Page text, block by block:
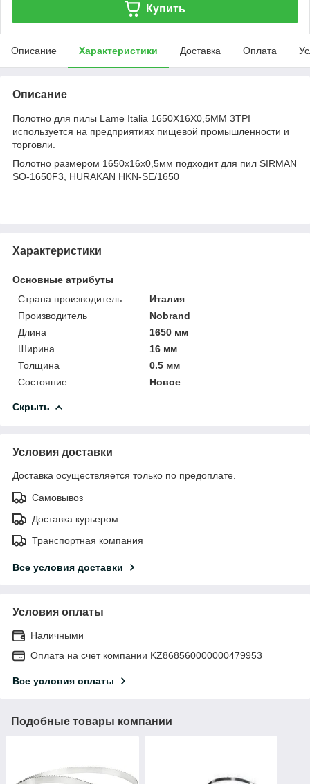
Купить
Описание Характеристики Доставка Оплата
Описание
Полотно для пилы Lame Italia 1650X16X0,5MM 3TPI
используется на предприятиях пищевой промышленности и
торговли.
Полотно размером 1650x16x0,5мм подходит для пил SIRMAN
SO-1650F3, HURAKAN HKN-SE/1650
Характеристики
Основные атрибуты
Страна производитель
Италия
Производитель
Nobrand
Длина
1650 мм
Ширина
16 мм
Толщина
0.5 мм
Состояние
Новое
Скрыть
Условия доставки
Доставка осуществляется только по предоплате.
Самовывоз
Доставка курьером
Транспортная компания
Все условия доставки
Условия оплаты
Наличными
Оплата на счет компании KZ868560000000479953
Все условия оплаты
Подобные товары компании